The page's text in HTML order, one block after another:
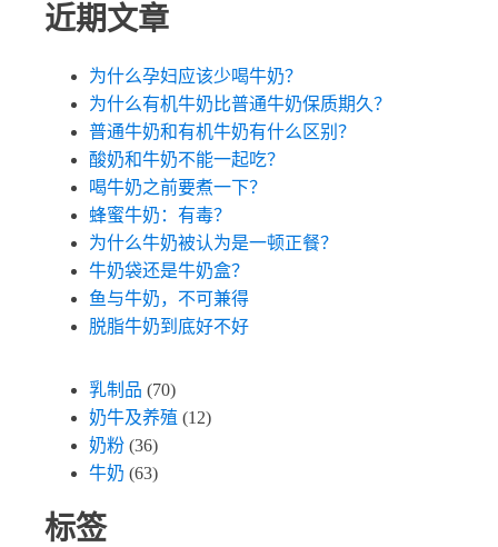
近期文章
为什么孕妇应该少喝牛奶？
为什么有机牛奶比普通牛奶保质期久？
普通牛奶和有机牛奶有什么区别？
酸奶和牛奶不能一起吃？
喝牛奶之前要煮一下？
蜂蜜牛奶：有毒？
为什么牛奶被认为是一顿正餐？
牛奶袋还是牛奶盒？
鱼与牛奶，不可兼得
脱脂牛奶到底好不好
乳制品 (70)
奶牛及养殖 (12)
奶粉 (36)
牛奶 (63)
标签